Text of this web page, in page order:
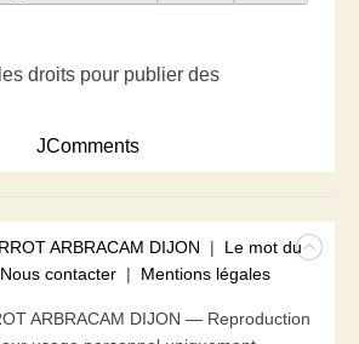
droits pour publier des
JComments
ARBRACAM DIJON | Le mot du
Nous contacter | Mentions légales
ARBRACAM DIJON — Reproduction